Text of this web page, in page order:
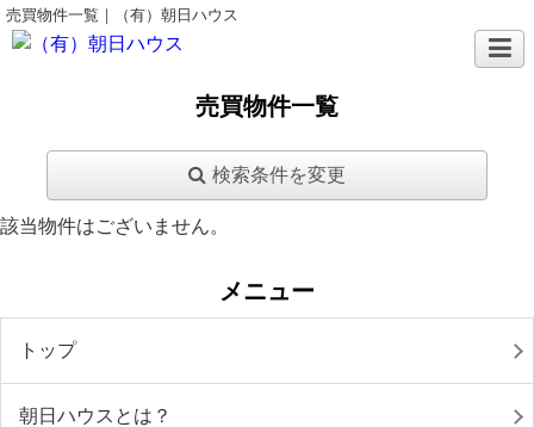
売買物件一覧｜（有）朝日ハウス
売買物件一覧
検索条件を変更
該当物件はございません。
メニュー
トップ
朝日ハウスとは？